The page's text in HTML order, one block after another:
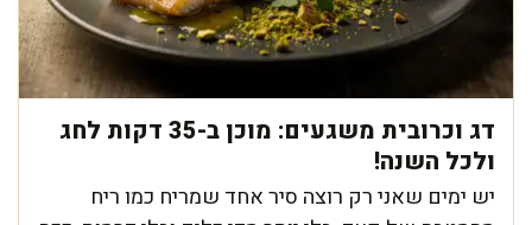
דג וכרובית משגעים: מוכן ב-35 דקות לחג
ולכל השנה!
יש ימים שאני רק רוצה סיר אחד שמריח כמו ריח